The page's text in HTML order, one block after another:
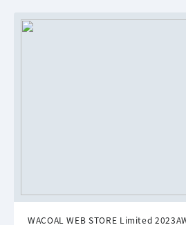
WACOAL WEB STORE Limited